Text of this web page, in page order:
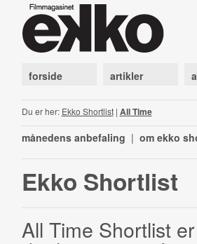
forside artikler
Du er her: Ekko Shortlist| All Time
månedens anbefaling | om ekko
Ekko Shortlist
All Time Shortlist